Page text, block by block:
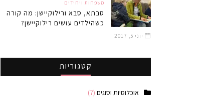
משפחות ויחידים
סבתא, סבא ורילוקיישן: מה קורה
כשהילדים עושים רילוקיישן?
יוני 5, 2017
קטגוריות
אוכלוסיות וסוגים (7)